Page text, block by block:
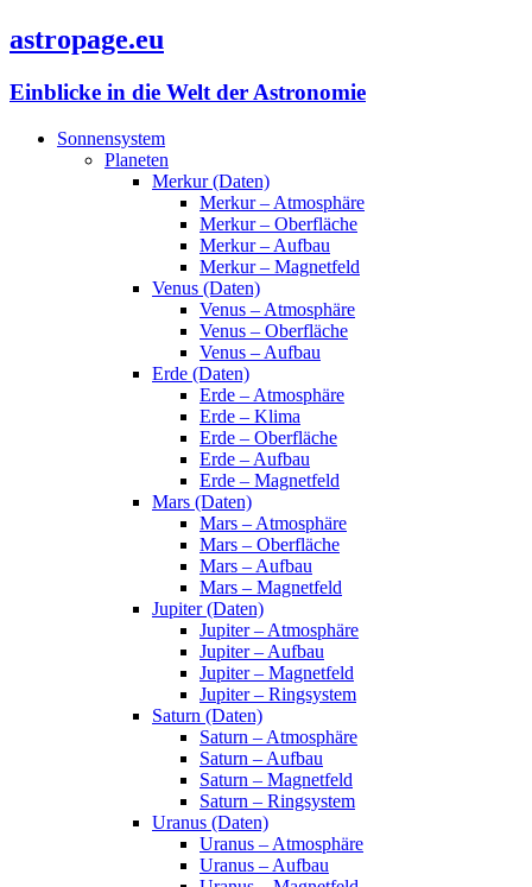
astropage.eu
Einblicke in die Welt der Astronomie
Sonnensystem
Planeten
Merkur (Daten)
Merkur – Atmosphäre
Merkur – Oberfläche
Merkur – Aufbau
Merkur – Magnetfeld
Venus (Daten)
Venus – Atmosphäre
Venus – Oberfläche
Venus – Aufbau
Erde (Daten)
Erde – Atmosphäre
Erde – Klima
Erde – Oberfläche
Erde – Aufbau
Erde – Magnetfeld
Mars (Daten)
Mars – Atmosphäre
Mars – Oberfläche
Mars – Aufbau
Mars – Magnetfeld
Jupiter (Daten)
Jupiter – Atmosphäre
Jupiter – Aufbau
Jupiter – Magnetfeld
Jupiter – Ringsystem
Saturn (Daten)
Saturn – Atmosphäre
Saturn – Aufbau
Saturn – Magnetfeld
Saturn – Ringsystem
Uranus (Daten)
Uranus – Atmosphäre
Uranus – Aufbau